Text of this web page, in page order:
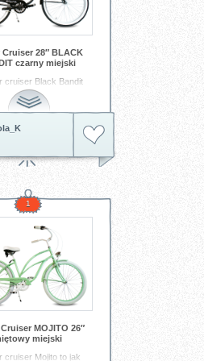
Cruiser 28″ BLACK
czarny miejski
cruiser Black Bandit
czarna limuzyna na
— elegancki,
i gotowy wyruszyć
każdej porze dnia.
siądziesz na jego
swój rytm: pewny,
zbędnego hałasu.
subtelnie, ale z
rowery miejskie
1
MOJITO 26″
miejski
cruiser Mojito to jak